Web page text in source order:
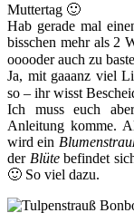
Muttertag 🙂
Hab gerade mal
bisschen mehr als 2
ooooder auch zu
Ja, mit gaaanz viel
so – ihr wisst
Ich muss euch
Anleitung komme.
wird ein
der Blütebefindet
🙂 So viel dazu.